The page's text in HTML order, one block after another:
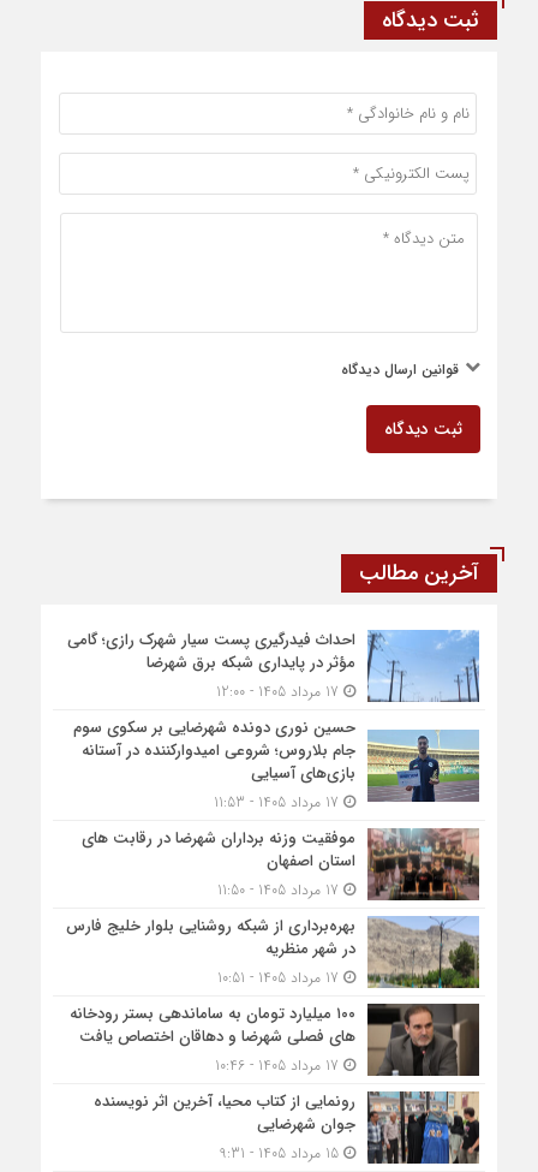
ثبت دیدگاه
قوانین ارسال دیدگاه
ثبت دیدگاه
آخرین مطالب
احداث فیدرگیری پست سیار شهرک رازی؛ گامی
مؤثر در پایداری شبکه برق شهرضا
حسین نوری دونده شهرضایی بر سکوی سوم
جام بلاروس؛ شروعی امیدوارکننده در آستانه
بازی‌های آسیایی
موفقیت وزنه برداران شهرضا در رقابت های
استان اصفهان
بهره‌برداری از شبکه روشنایی بلوار خلیج فارس
در شهر منظریه
۱۰۰ میلیارد تومان به ساماندهی بستر رودخانه
های فصلی شهرضا و دهاقان اختصاص یافت
رونمایی از کتاب محیا، آخرین اثر نویسنده
جوان شهرضایی
15 مرداد 1405 - 9:31